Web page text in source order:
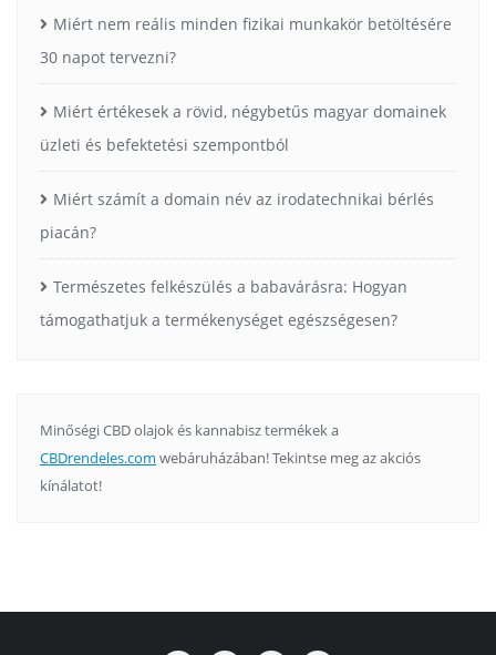
Miért nem reális minden fizikai munkakör betöltésére
30 napot tervezni?
Miért értékesek a rövid, négybetűs magyar domainek
üzleti és befektetési szempontból
Miért számít a domain név az irodatechnikai bérlés
piacán?
Természetes felkészülés a babavárásra: Hogyan
támogathatjuk a termékenységet egészségesen?
Minőségi CBD olajok és kannabisz termékek a
CBDrendeles.com webáruházában! Tekintse meg az akciós
kínálatot!